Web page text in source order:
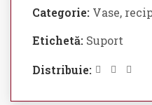
Categorie: Vase,
Etichetă: Suport
Distribuie: